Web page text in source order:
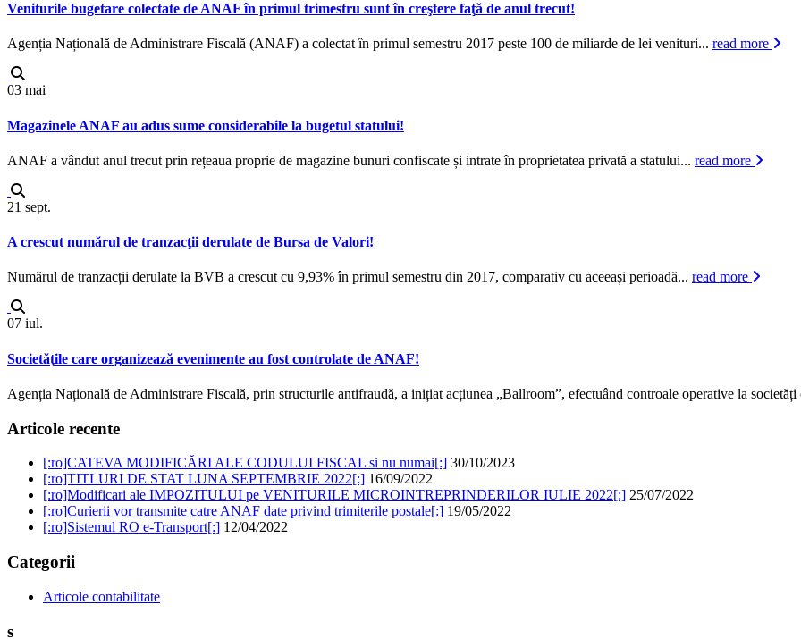
Veniturile bugetare colectate de ANAF în primul trimestru sunt în creştere faţă de anul trecut!
Agenția Națională de Administrare Fiscală (ANAF) a colectat în primul semestru 2017 peste 100 de miliarde de lei venituri... read more
03 mai
Magazinele ANAF au adus sume considerabile la bugetul statului!
ANAF a vândut anul trecut prin rețeaua proprie de magazine bunuri confiscate și intrate în proprietatea privată a statului... read more
21 sept.
A crescut numărul de tranzacţii derulate de Bursa de Valori!
Numărul de tranzacții derulate la BVB a crescut cu 9,93% în primul semestru din 2017, comparativ cu aceeași perioadă... read more
07 iul.
Societăţile care organizează evenimente au fost controlate de ANAF!
Agenția Națională de Administrare Fiscală, prin structurile antifraudă, a inițiat acțiunea „Ballroom”, efectuând controale operative la societăți
Articole recente
[:ro]CATEVA MODIFICĂRI ALE CODULUI FISCAL si nu numai[:] 30/10/2023
[:ro]TITLURI DE STAT LUNA SEPTEMBRIE 2022[:] 16/09/2022
[:ro]Modificari ale IMPOZITULUI pe VENITURILE MICROINTREPRINDERILOR IULIE 2022[:] 25/07/2022
[:ro]Curierii vor transmite catre ANAF date privind trimiterile postale[:] 19/05/2022
[:ro]Sistemul RO e-Transport[:] 12/04/2022
Categorii
Articole contabilitate
s